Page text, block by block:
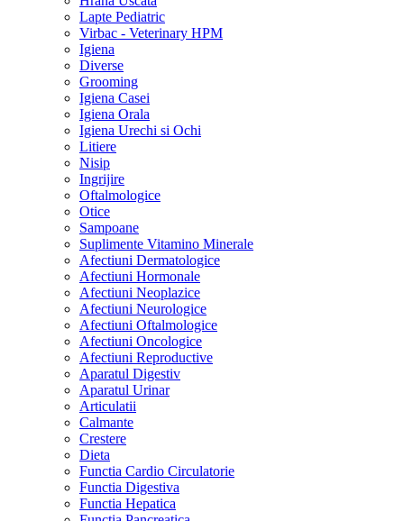
Lapte Pediatric
Virbac - Veterinary HPM
Igiena
Diverse
Grooming
Igiena Casei
Igiena Orala
Igiena Urechi si Ochi
Litiere
Nisip
Ingrijire
Oftalmologice
Otice
Sampoane
Suplimente Vitamino Minerale
Afectiuni Dermatologice
Afectiuni Hormonale
Afectiuni Neoplazice
Afectiuni Neurologice
Afectiuni Oftalmologice
Afectiuni Oncologice
Afectiuni Reproductive
Aparatul Digestiv
Aparatul Urinar
Articulatii
Calmante
Crestere
Dieta
Functia Cardio Circulatorie
Functia Digestiva
Functia Hepatica